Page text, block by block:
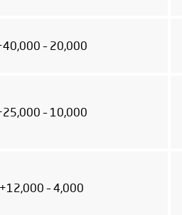
20,000 – 40,000+
10,000 – 25,000+
4,000 – 12,000+